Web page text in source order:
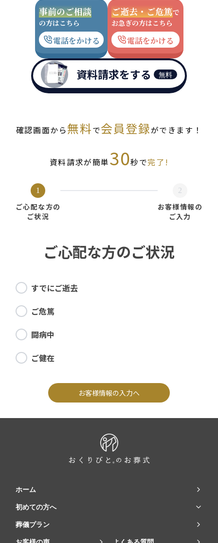
事前のご相談
の方はこちら
電話をかける
ご逝去・ご危篤で
お急ぎの方はこちら
電話をかける
資料請求をする 無料
確認画面から無料で会員登録ができます！
資料請求が簡単30秒で完了!
1
ご心配な方の
ご状況
2
お客様情報の
ご入力
ご心配な方のご状況
すでにご逝去
ご危篤
闘病中
ご健在
お客様情報の入力へ
ホーム
初めての方へ
葬儀プラン